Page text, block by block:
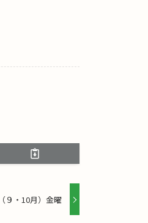
９・10月）金曜